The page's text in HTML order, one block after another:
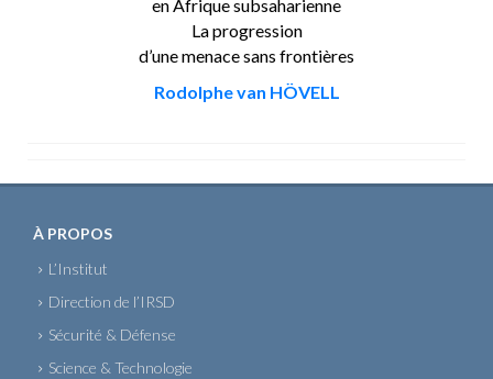
en Afrique subsaharienne
La progression
d’une menace sans frontières
Rodolphe van HÖVELL
À PROPOS
L’Institut
Direction de l’IRSD
Sécurité & Défense
Science & Technologie